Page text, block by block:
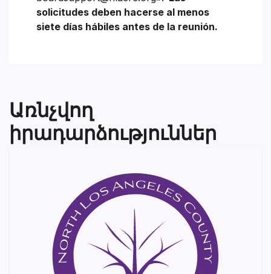
solicitudes deben hacerse al menos
siete días hábiles antes de la reunión.
Առնչվող
իրադարձություններ